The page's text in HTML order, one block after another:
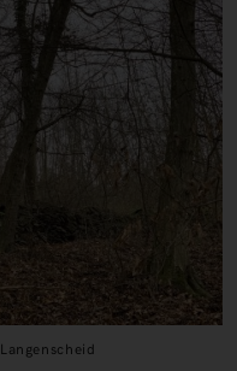
Langenscheid